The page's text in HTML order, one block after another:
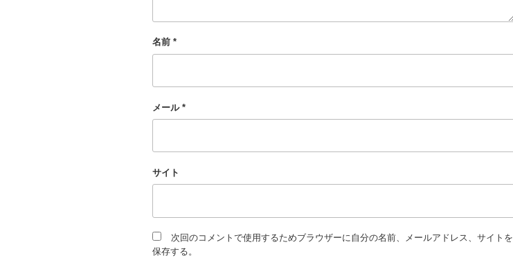
名前 *
メール *
サイト
次回のコメントで使用するためブラウザーに自分の名前、メールアドレス、サイトを
保存する。